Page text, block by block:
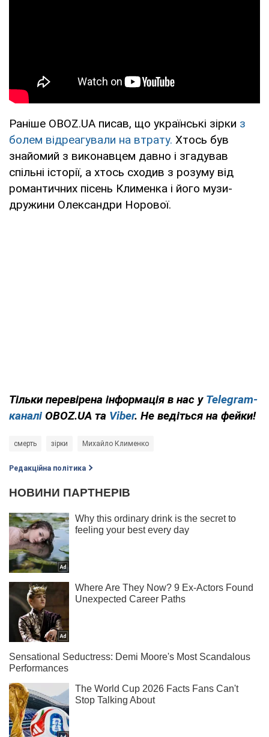
Раніше OBOZ.UA писав, що українські зірки з
болем відреагували на втрату. Хтось був
знайомий з виконавцем давно і згадував
спільні історії, а хтось сходив з розуму від
романтичних пісень Клименка і його музи-
дружини Олександри Норової.
Тільки перевірена інформація в нас у Telegram-
каналі OBOZ.UA та Viber. Не ведіться на фейки!
смерть зірки Михайло Клименко
Редакційна політика